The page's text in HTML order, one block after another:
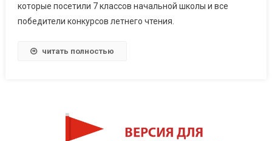
которые посетили 7 классов начальной школы и все
победители конкурсов летнего чтения.
читать полностью